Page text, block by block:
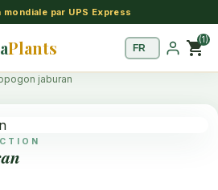
par UPS Express
Plants shopping_cart(1)
jaburan